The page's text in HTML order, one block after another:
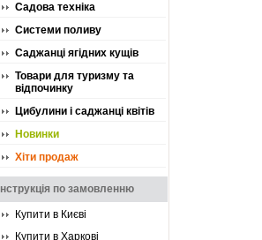
Садова техніка
Системи поливу
Саджанці ягідних кущів
Товари для туризму та
відпочинку
Цибулини і саджанці квітів
Новинки
Хіти продаж
Інструкція по замовленню
Купити в Києві
Купити в Харкові